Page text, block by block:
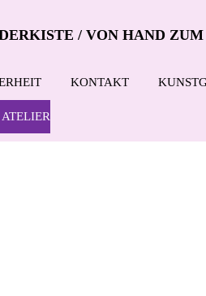
/ VON HAND
KONTAKT